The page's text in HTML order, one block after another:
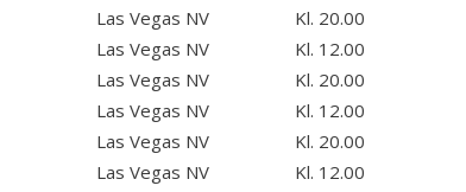
Las Vegas NV
Kl. 20.00
Las Vegas NV
Kl. 12.00
Las Vegas NV
Kl. 20.00
Las Vegas NV
Kl. 12.00
Las Vegas NV
Kl. 20.00
Las Vegas NV
Kl. 12.00